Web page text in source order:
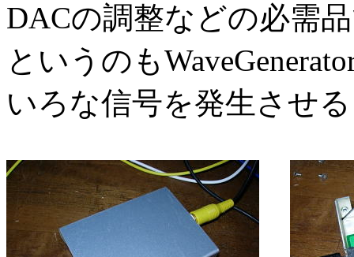
DACの調整などの必需
というのも
いろな信号を発生させ